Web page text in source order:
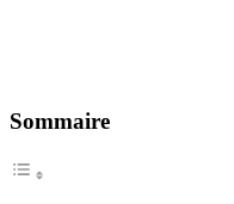
Sommaire